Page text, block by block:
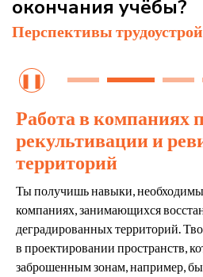
окончания учёбы?
Перспективы
Работа в компаниях
рекультивации и
территорий
Ты получишь навыки,
компаниях, занимающихся
деградированных территорий.
в проектировании пространств,
заброшенным зонам, например,
❚❚